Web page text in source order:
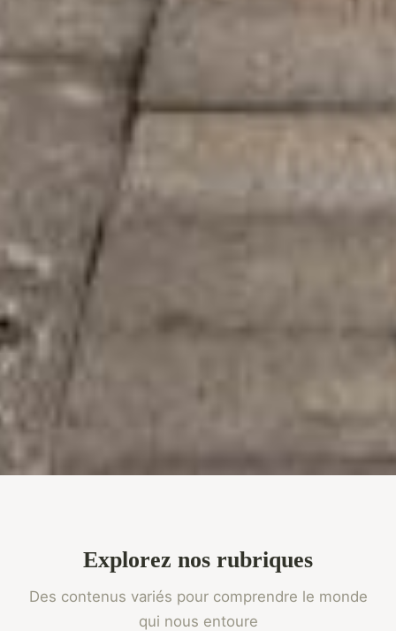
Explorez nos rubriques
Des contenus variés pour comprendre le monde
qui nous entoure